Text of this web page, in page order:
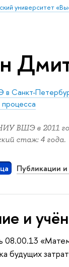
университет
Санкт-
процесса
ВШЭ в 2011
стаж: 4 года.
Публикации
и
08.00.13
будущих